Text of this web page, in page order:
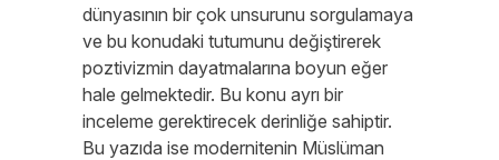
dünyasının bir çok unsurunu sorgulamaya
ve bu konudaki tutumunu değiştirerek
poztivizmin dayatmalarına boyun eğer
hale gelmektedir. Bu konu ayrı bir
inceleme gerektirecek derinliğe sahiptir.
Bu yazıda ise modernitenin Müslüman